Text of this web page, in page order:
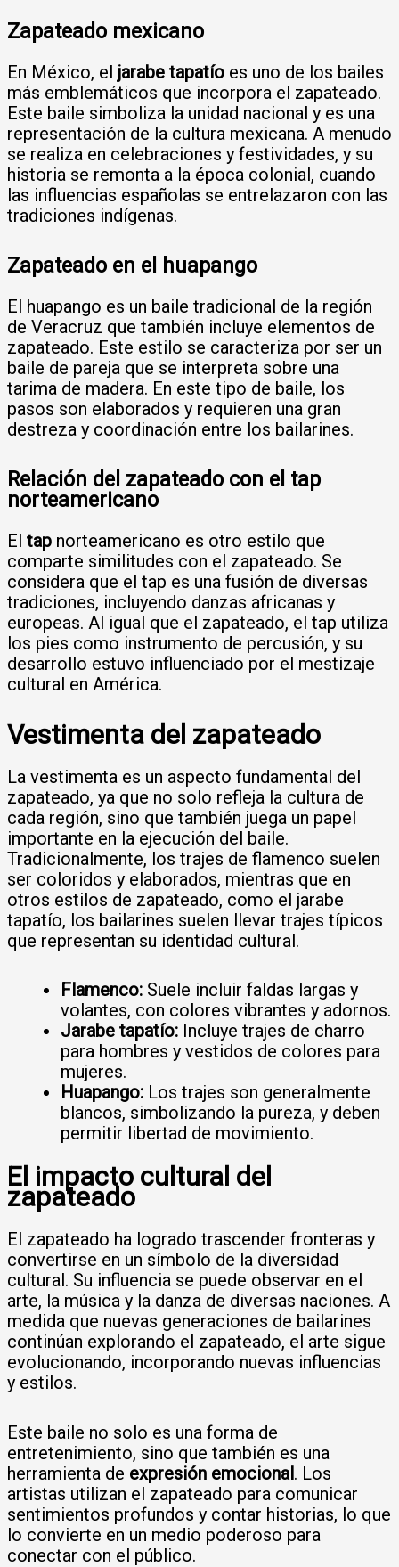
Zapateado mexicano
En México, el jarabe tapatío es uno de los bailes
más emblemáticos que incorpora el zapateado.
Este baile simboliza la unidad nacional y es una
representación de la cultura mexicana. A menudo
se realiza en celebraciones y festividades, y su
historia se remonta a la época colonial, cuando
las influencias españolas se entrelazaron con las
tradiciones indígenas.
Zapateado en el huapango
El huapango es un baile tradicional de la región
de Veracruz que también incluye elementos de
zapateado. Este estilo se caracteriza por ser un
baile de pareja que se interpreta sobre una
tarima de madera. En este tipo de baile, los
pasos son elaborados y requieren una gran
destreza y coordinación entre los bailarines.
Relación del zapateado con el tap
norteamericano
El tap norteamericano es otro estilo que
comparte similitudes con el zapateado. Se
considera que el tap es una fusión de diversas
tradiciones, incluyendo danzas africanas y
europeas. Al igual que el zapateado, el tap utiliza
los pies como instrumento de percusión, y su
desarrollo estuvo influenciado por el mestizaje
cultural en América.
Vestimenta del zapateado
La vestimenta es un aspecto fundamental del
zapateado, ya que no solo refleja la cultura de
cada región, sino que también juega un papel
importante en la ejecución del baile.
Tradicionalmente, los trajes de flamenco suelen
ser coloridos y elaborados, mientras que en
otros estilos de zapateado, como el jarabe
tapatío, los bailarines suelen llevar trajes típicos
que representan su identidad cultural.
Flamenco: Suele incluir faldas largas y
volantes, con colores vibrantes y adornos.
Jarabe tapatío: Incluye trajes de charro
para hombres y vestidos de colores para
mujeres.
Huapango: Los trajes son generalmente
blancos, simbolizando la pureza, y deben
permitir libertad de movimiento.
El impacto cultural del
zapateado
El zapateado ha logrado trascender fronteras y
convertirse en un símbolo de la diversidad
cultural. Su influencia se puede observar en el
arte, la música y la danza de diversas naciones. A
medida que nuevas generaciones de bailarines
continúan explorando el zapateado, el arte sigue
evolucionando, incorporando nuevas influencias
y estilos.
Este baile no solo es una forma de
entretenimiento, sino que también es una
herramienta de expresión emocional. Los
artistas utilizan el zapateado para comunicar
sentimientos profundos y contar historias, lo que
lo convierte en un medio poderoso para
conectar con el público.